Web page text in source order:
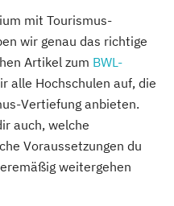
mit Tourismus-
wir genau das richtige
Artikel zum BWL-
alle Hochschulen auf, die
Vertiefung anbieten.
auch, welche
Voraussetzungen du
weitergehen